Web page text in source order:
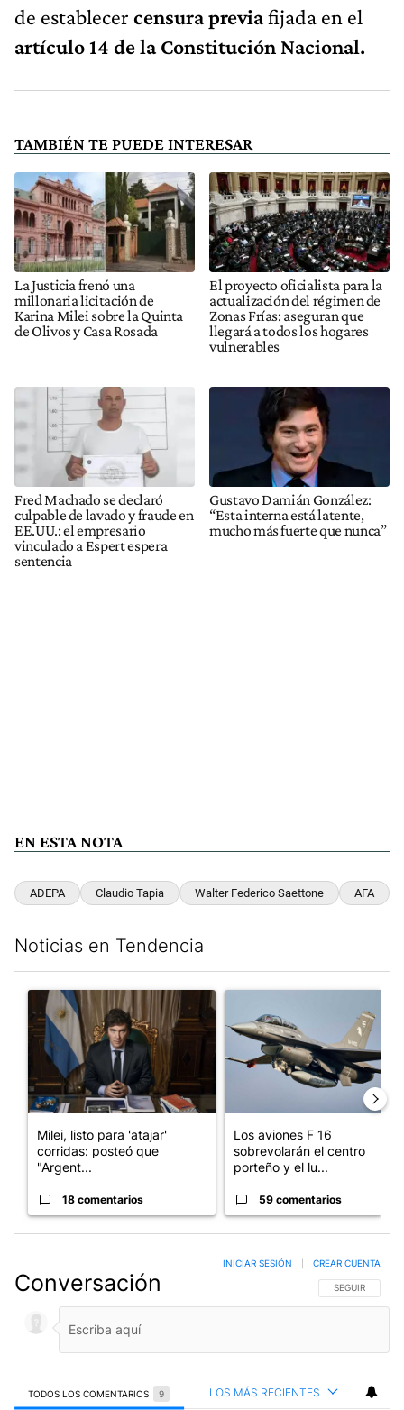
de establecer censura previafijada en el
artículo 14 de la Constitución Nacional.
TAMBIÉN TE PUEDE INTERESAR
La Justicia frenó una
millonaria licitación de
Karina Milei sobre la Quinta
de Olivos y Casa Rosada
El proyecto oficialista para la
actualización del régimen de
Zonas Frías: aseguran que
llegará a todos los hogares
vulnerables
Fred Machado se declaró
culpable de lavado y fraude en
EE.UU.: el empresario
vinculado a Espert espera
sentencia
Gustavo Damián González:
“Esta interna está latente,
mucho más fuerte que nunca”
EN ESTA NOTA
ADEPA Claudio Tapia Walter Federico Saettone AFA
Noticias en Tendencia
Un artículo de tendencia con el título "Milei, listo para 'atajar'
Milei, listo para 'atajar'
corridas: posteó que
"Argent...
18 comentarios
Los aviones F 16
sobrevolarán el centro
porteño y el lu...
59 comentarios
Conversación SIGA ESTA
SEGUIR
INICIAR SESIÓN CREAR CUENTA
TODOS LOS COMENTARIOS 9 LOS MÁS RECIENTES